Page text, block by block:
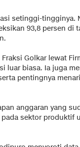
setinggi-tingginya.
93,8 persen di
Golkar lewat
luar biasa. Ia juga
pentingnya
anggaran yang
sektor produktif